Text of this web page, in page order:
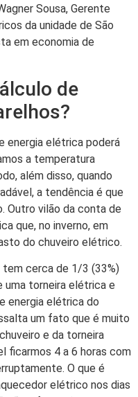
Sousa, Gerente
da unidade de São
em economia de
de
energia elétrica poderá
a temperatura
além disso, quando
a tendência é que
Outro vilão da conta de
que, no inverno, em
do chuveiro elétrico.
tem cerca de 1/3 (33%)
uma torneira elétrica e
energia elétrica do
um fato que é muito
e da torneira
ficarmos 4 a 6 horas com
O que é
elétrico nos dias